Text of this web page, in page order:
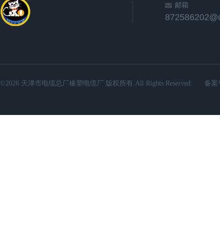
邮箱
©2026 天津市电缆总厂橡塑电缆厂 版权所有 All Rights Reserved. 备案